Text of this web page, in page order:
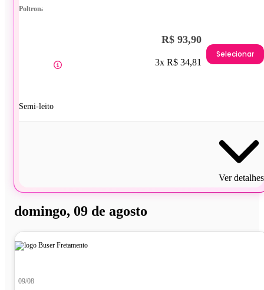
Poltrona
Semi-leito
R$ 93,90
3x R$ 34,81
Selecionar
Ver detalhes
domingo, 09 de agosto
09/08